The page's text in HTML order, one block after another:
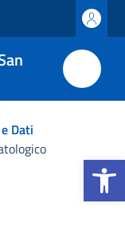
Apri la
Dati